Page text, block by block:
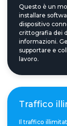
Questo è un
installare
dispositivo
crittografia dei
informazioni.
supportare e
lavoro.
Traffico
Il traffico